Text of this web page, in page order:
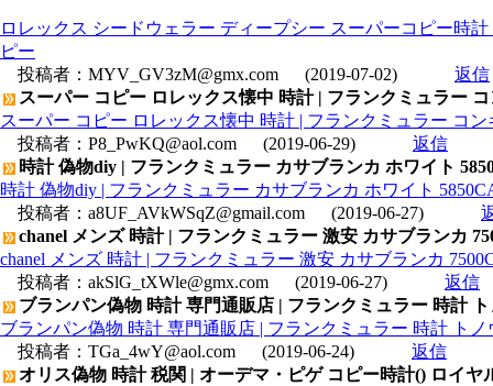
ロレックス シードウェラー ディープシー スーパーコピー時
ピー
投稿者： MYV_GV3zM@gmx.com (2019-07-02)
返信
スーパー コピー ロレックス懐中 時計 | フランクミュラー
スーパー コピー ロレックス懐中 時計 | フランクミュラー コ
投稿者： P8_PwKQ@aol.com (2019-06-29)
返信
時計 偽物diy | フランクミュラー カサブランカ ホワイト
時計 偽物diy | フランクミュラー カサブランカ ホワイト
投稿者： a8UF_AVkWSqZ@gmail.com (2019-06-27)
chanel メンズ 時計 | フランクミュラー 激安 カサブランカ
chanel メンズ 時計 | フランクミュラー 激安 カサブランカ
投稿者： akSlG_tXWle@gmx.com (2019-06-27)
返信
ブランパン偽物 時計 専門通販店 | フランクミュラー 時計
ブランパン偽物 時計 専門通販店 | フランクミュラー 時計 ト
投稿者： TGa_4wY@aol.com (2019-06-24)
返信
オリス偽物 時計 税関 | オーデマ・ピゲ コピー時計() ロイヤ